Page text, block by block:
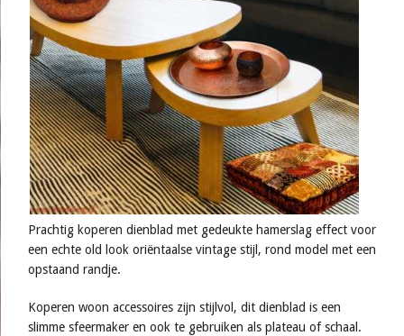
Prachtig koperen dienblad met gedeukte hamerslag effect voor
een echte old look oriëntaalse vintage stijl, rond model met een
opstaand randje.
Koperen woon accessoires zijn stijlvol, dit dienblad is een
slimme sfeermaker en ook te gebruiken als plateau of schaal.